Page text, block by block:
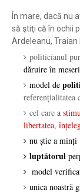
În mare, dacă nu
să ştiţi că în ochii
Ardeleanu, Traian
politicianul
dăruire în
model de
referenţialitatea
cel care a
libertatea,
nu ştie a minţi
luptătorul
model
unica noastră